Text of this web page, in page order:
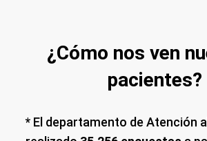
¿Cómo nos ven
pacientes?
* El departamento de Atención